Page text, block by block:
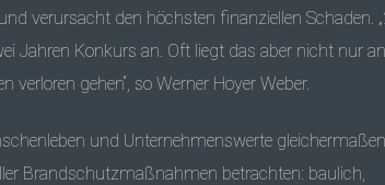
verursacht den höchsten finanziellen Schaden.
Jahren Konkurs an. Oft liegt das aber nicht nur
gehen“, so Werner Hoyer Weber.
und Unternehmenswerte
Brandschutzmaßnahmen betrachten: baulich,